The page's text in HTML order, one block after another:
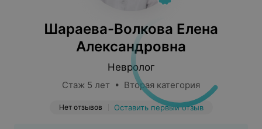
Шараева-Волкова Елена
Александровна
Невролог
Стаж 5 лет • Вторая категория
Нет отзывов Оставить первый отзыв